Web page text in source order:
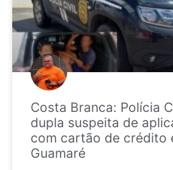
Costa Branca: Polícia
dupla suspeita de
com cartão de crédito
Guamaré